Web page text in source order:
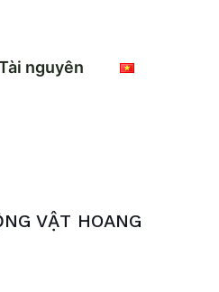
nguyên
VẬT HOANG